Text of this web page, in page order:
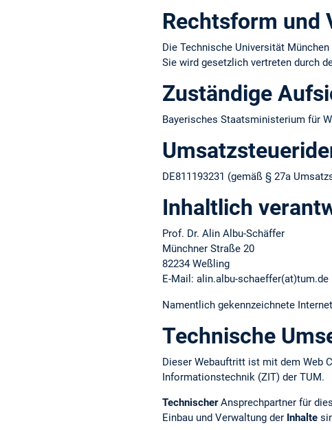
Rechtsform und
Die Technische Universität
Sie wird gesetzlich vertreten durch
Zuständige
Bayerisches Staatsministerium für
DE811193231 (gemäß § 27a
Inhaltlich
Prof. Dr. Alin Albu-Schäffer
Münchner Straße 20
82234 Weßling
E-Mail: alin.albu-schaeffer(at)tum.de
Namentlich gekennzeichnete
Technische
Dieser Webauftritt ist mit dem Web
Informationstechnik (ZIT) der TUM.
TechnischerAnsprechpartner für
Einbau und Verwaltung der Inhalte